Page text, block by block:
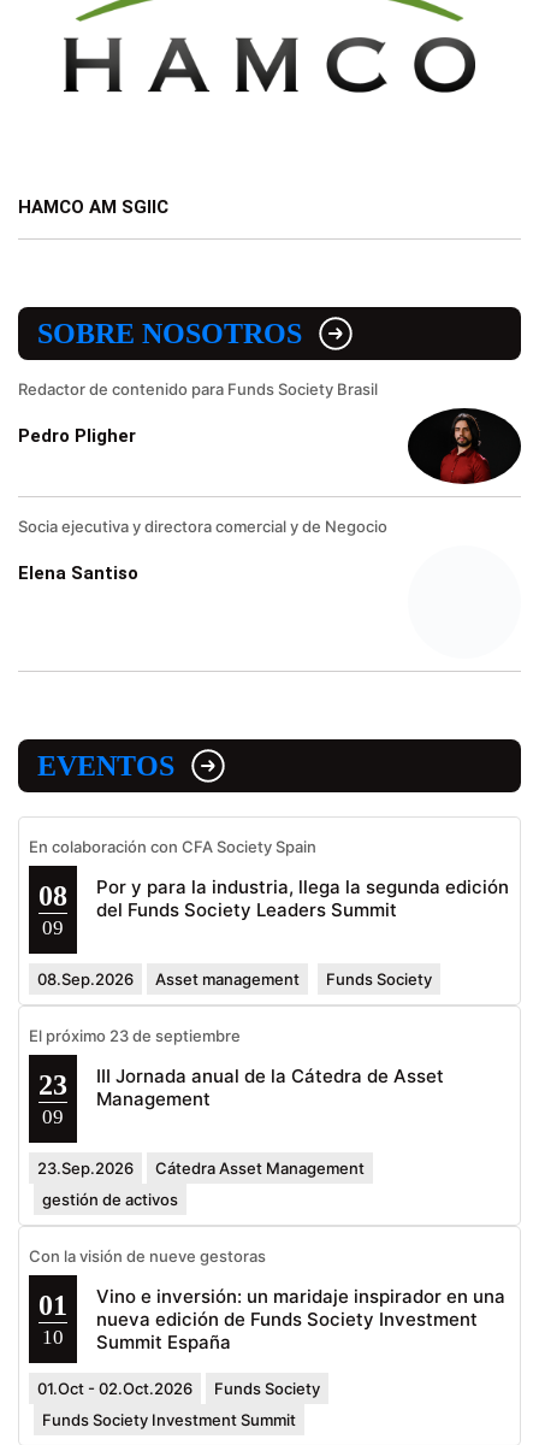
HAMCO AM SGIIC
SOBRE NOSOTROS
Redactor de contenido para Funds Society Brasil
Pedro Pligher
Socia ejecutiva y directora comercial y de Negocio
Elena Santiso
EVENTOS
En colaboración con CFA Society Spain
08
09
Por y para la industria, llega la segunda edición
del Funds Society Leaders Summit
08.Sep.2026 Asset management Funds Society
El próximo 23 de septiembre
23
09
III Jornada anual de la Cátedra de Asset
Management
23.Sep.2026
Cátedra Asset Management
gestión de activos
Con la visión de nueve gestoras
01
10
Vino e inversión: un maridaje inspirador en una
nueva edición de Funds Society Investment
Summit España
01.Oct - 02.Oct.2026
Funds Society
Funds Society Investment Summit